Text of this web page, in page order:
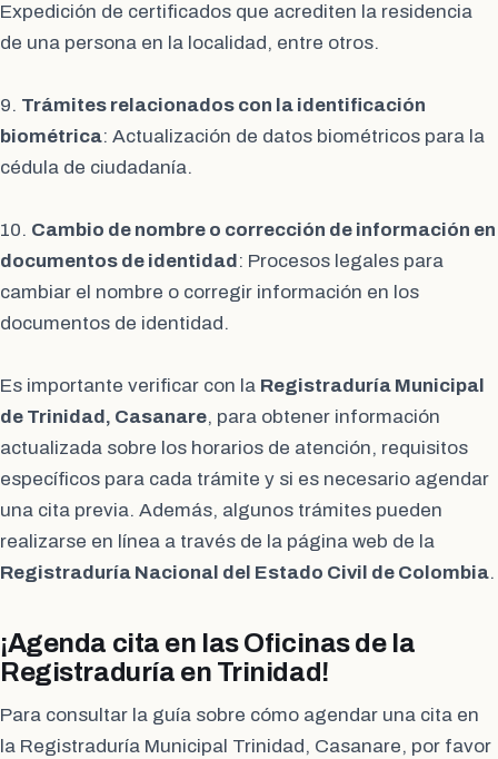
Expedición de certificados que acrediten la residencia
de una persona en la localidad, entre otros.
9. Trámites relacionados con la identificación
biométrica: Actualización de datos biométricos para la
cédula de ciudadanía.
10. Cambio de nombre o corrección de información en
documentos de identidad : Procesos legales para
cambiar el nombre o corregir información en los
documentos de identidad.
Es importante verificar con la Registraduría Municipal
de Trinidad, Casanare, para obtener información
actualizada sobre los horarios de atención, requisitos
específicos para cada trámite y si es necesario agendar
una cita previa. Además, algunos trámites pueden
realizarse en línea a través de la página web de la
Registraduría Nacional del Estado Civil de Colombia.
¡Agenda cita en las Oficinas de la
Registraduría en Trinidad!
Para consultar la guía sobre cómo agendar una cita en
la Registraduría Municipal Trinidad, Casanare, por favor